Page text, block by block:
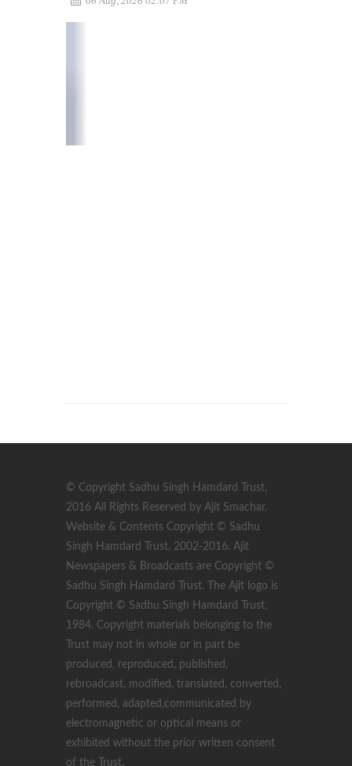
© Copyright Sadhu Singh Hamdard Trust,
2016 All Rights Reserved by Ajit Smachar.
Website & Contents Copyright © Sadhu
Singh Hamdard Trust, 2002-2016. Ajit
Newspapers & Broadcasts are Copyright ©
Sadhu Singh Hamdard Trust. The Ajit logo is
Copyright © Sadhu Singh Hamdard Trust,
1984. Copyright materials belonging to the
Trust may not in whole or in part be
produced, reproduced, published,
rebroadcast, modified, translated, converted,
performed, adapted,communicated by
electromagnetic or optical means or
exhibited without the prior written consent
of the Trust.